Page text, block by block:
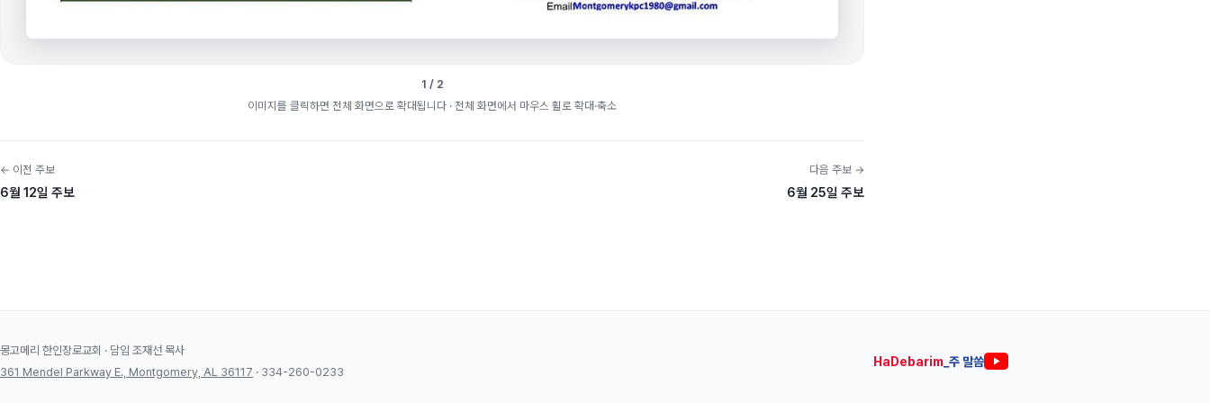
1 / 2
이미지를 클릭하면 전체 화면으로 확대됩니다 · 전체 화면에서 마우스 휠로 확대·축소
← 이전 주보
6월 12일 주보
다음 주보 →
6월 25일 주보
몽고메리 한인장로교회 · 담임 조재선 목사
361 Mendel Parkway E., Montgomery, AL 36117 · 334-260-0233
HaDebarim _주 말씀